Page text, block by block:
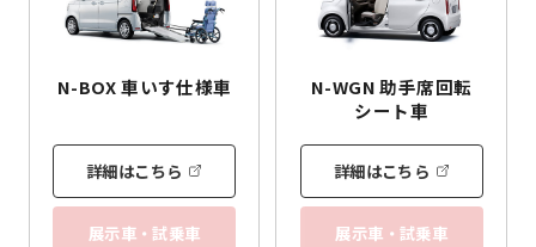
N-BOX車いす仕様車
詳細はこちら
展示車・試乗車
N-WGN 助手席回転
シート車
詳細はこちら
展示車・試乗車